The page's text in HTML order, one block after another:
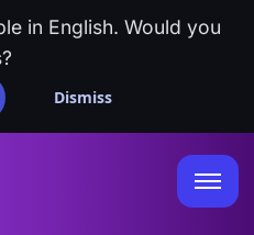
in English. Would you
Dismiss